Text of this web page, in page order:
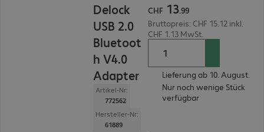
Delock
USB 2.0
Bluetoot
h V4.0
Adapter
Artikel-Nr:
772562
Hersteller-Nr:
61889
CHF 13.99
Bruttopreis: CHF 15.12 inkl.
CHF 1.13 MwSt.
Lieferung ab 10. August.
Nur noch wenige Stück
verfügbar